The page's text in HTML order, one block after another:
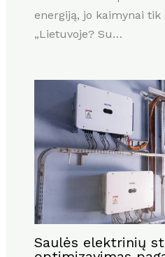
energiją, jo kaimynai tik
„Lietuvoje? Su…
Saulės elektrinių